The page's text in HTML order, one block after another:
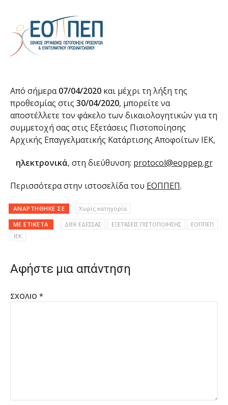
Από σήμερα07/04/2020 και μέχρι τη λήξη της
προθεσμίας στις 30/04/2020, μπορείτε να
αποστέλλετε τον φάκελο των δικαιολογητικών για τη
συμμετοχή σας στις Εξετάσεις Πιστοποίησης
Αρχικής Επαγγελματικής Κατάρτισης Αποφοίτων ΙΕΚ,
ηλεκτρονικά, στη διεύθυνση: protocol@eoppep.gr
Περισσότερα στην ιστοσελίδα του ΕΟΠΠΕΠ.
ΑΝΑΡΤΉΘΗΚΕ ΣΕ Χωρίς κατηγορία
ΜΕ ΕΤΙΚΈΤΑ ΔΙΕΚ ΕΔΕΣΣΑΣ ΕΞΕΤΆΣΕΙΣ ΠΙΣΤΟΠΟΙΗΣΗΣ
ΕΟΠΠΕΠ
ΙΕΚ
Αφήστε μια απάντηση
ΣΧΌΛΙΟ *